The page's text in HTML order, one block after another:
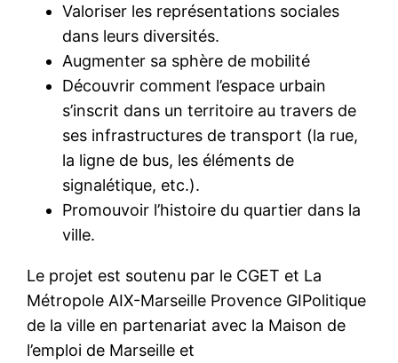
Valoriser les représentations sociales
dans leurs diversités.
Augmenter sa sphère de mobilité
Découvrir comment l’espace urbain
s’inscrit dans un territoire au travers de
ses infrastructures de transport (la rue,
la ligne de bus, les éléments de
signalétique, etc.).
Promouvoir l’histoire du quartier dans la
ville.
Le projet est soutenu par le CGET et La
Métropole AIX-Marseille Provence GIPolitique
de la ville en partenariat avec la Maison de
l’emploi de Marseille et